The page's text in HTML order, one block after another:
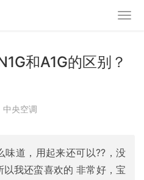
和A1G的区别？
中央空调
味道，用起来还可以??，没
以我还蛮喜欢的 非常好，宝